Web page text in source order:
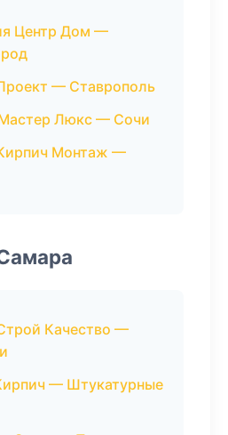
Центр Дом —
— Ставрополь
Люкс — Сочи
Монтаж —
Качество —
— Штукатурные